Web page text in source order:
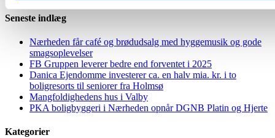
Seneste indlæg
Nærheden får café og brødudsalg med hyggemusik og gode
smagsoplevelser
FB Gruppen leverer bedre end forventet i 2025
Danica Ejendomme investerer ca. en halv mia. kr. i to
boligresorts til seniorer fra Holmsø
Mangfoldighedens hus i Valby
PKA boligbyggeri i Nærheden opnår DGNB Platin og Hjerte
Kategorier